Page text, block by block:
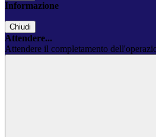
Informazione
Chiudi
Attendere...
Attendere il completamento